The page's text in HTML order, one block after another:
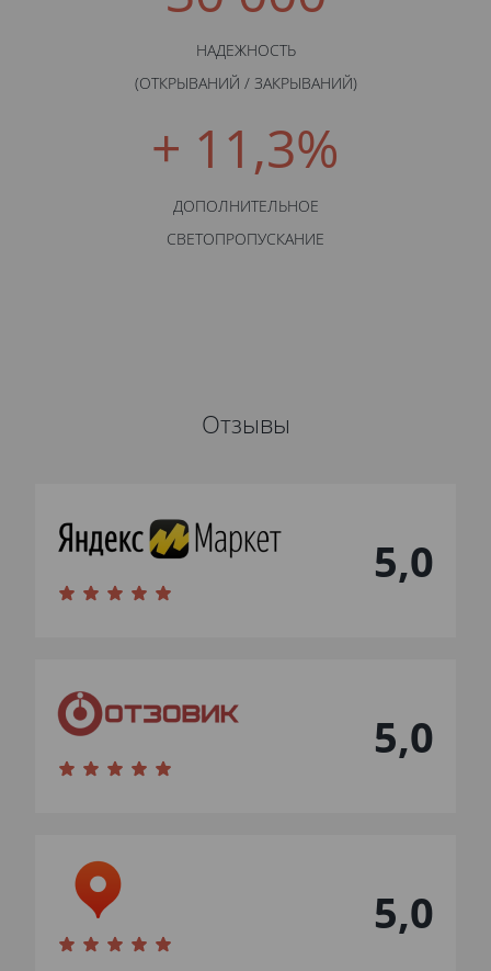
НАДЕЖНОСТЬ
(ОТКРЫВАНИЙ / ЗАКРЫВАНИЙ)
+ 11,3%
ДОПОЛНИТЕЛЬНОЕ
СВЕТОПРОПУСКАНИЕ
Отзывы
5,0
5,0
5,0